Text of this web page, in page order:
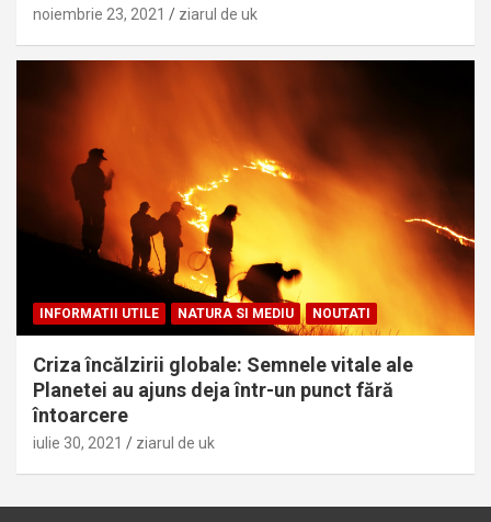
noiembrie 23, 2021 ziarul de uk
INFORMATII UTILE NATURA SI MEDIU NOUTATI
Criza încălzirii globale: Semnele vitale ale
Planetei au ajuns deja într-un punct fără
întoarcere
iulie 30, 2021 ziarul de uk